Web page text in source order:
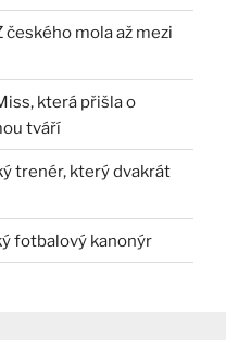
českého mola až mezi
která přišla o
tváří
trenér, který dvakrát
fotbalový kanonýr